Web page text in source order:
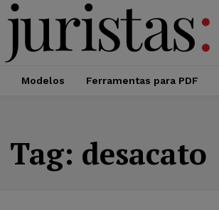
Modelos Ferramentas para PDF
Tag: desacato